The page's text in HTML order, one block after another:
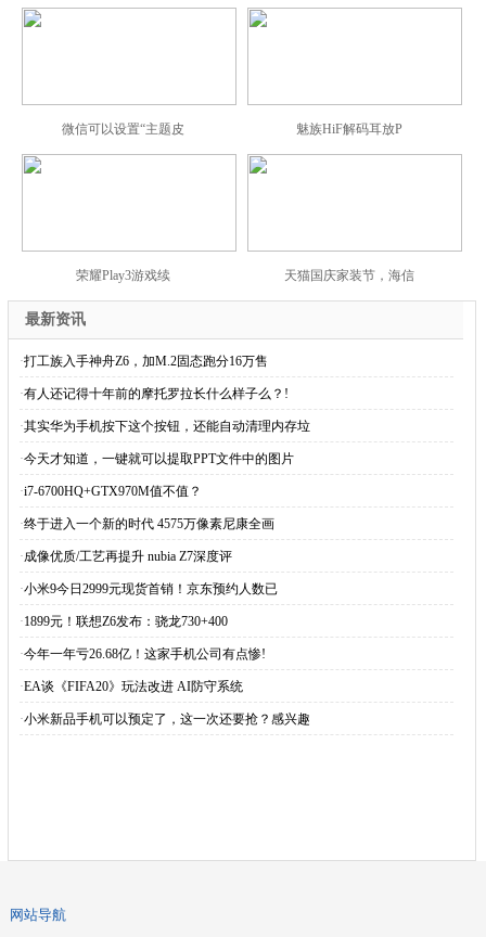
微信可以设置“主题皮 魅族HiF解码耳放P
荣耀Play3游戏续 天猫国庆家装节，海信
最新资讯
·打工族入手神舟Z6，加M.2固态跑分16万售
·有人还记得十年前的摩托罗拉长什么样子么？!
·其实华为手机按下这个按钮，还能自动清理内存垃
·今天才知道，一键就可以提取PPT文件中的图片
·i7-6700HQ+GTX970M值不值？
·终于进入一个新的时代 4575万像素尼康全画
·成像优质/工艺再提升 nubia Z7深度评
·小米9今日2999元现货首销！京东预约人数已
·1899元！联想Z6发布：骁龙730+400
·今年一年亏26.68亿！这家手机公司有点惨!
·EA谈《FIFA20》玩法改进 AI防守系统
·小米新品手机可以预定了，这一次还要抢？感兴趣
网站导航